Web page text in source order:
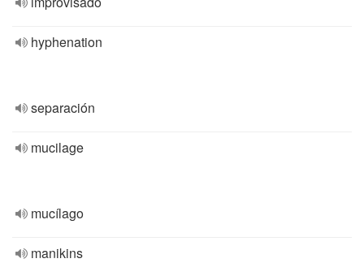
hyphenation
separación
mucilage
mucílago
manikins